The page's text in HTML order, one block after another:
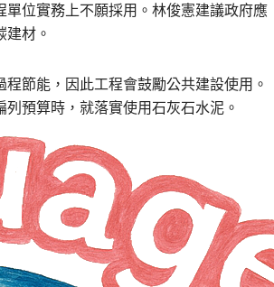
位實務上不願採用。林俊憲建議政府應
材。
節能，因此工程會鼓勵公共建設使用。
預算時，就落實使用石灰石水泥。
NEXT ARTICLE